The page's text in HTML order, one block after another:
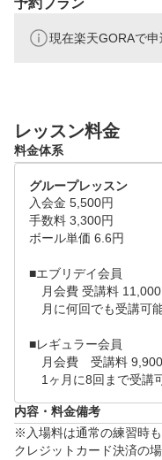
現在楽天GORAで申
レッスン料金
料金体系
グループレッスン
入会金 5,500円
手数料 3,300円
ボール単価 6.6円
■エブリデイ会員
月会費 受講料 11,000
月に何回でも受講可
■レギュラー会員
月会費　受講料 9,900
1ヶ月に8回まで受講
内容・料金備考
※入場料は通常の練習時も
クレジットカード決済の